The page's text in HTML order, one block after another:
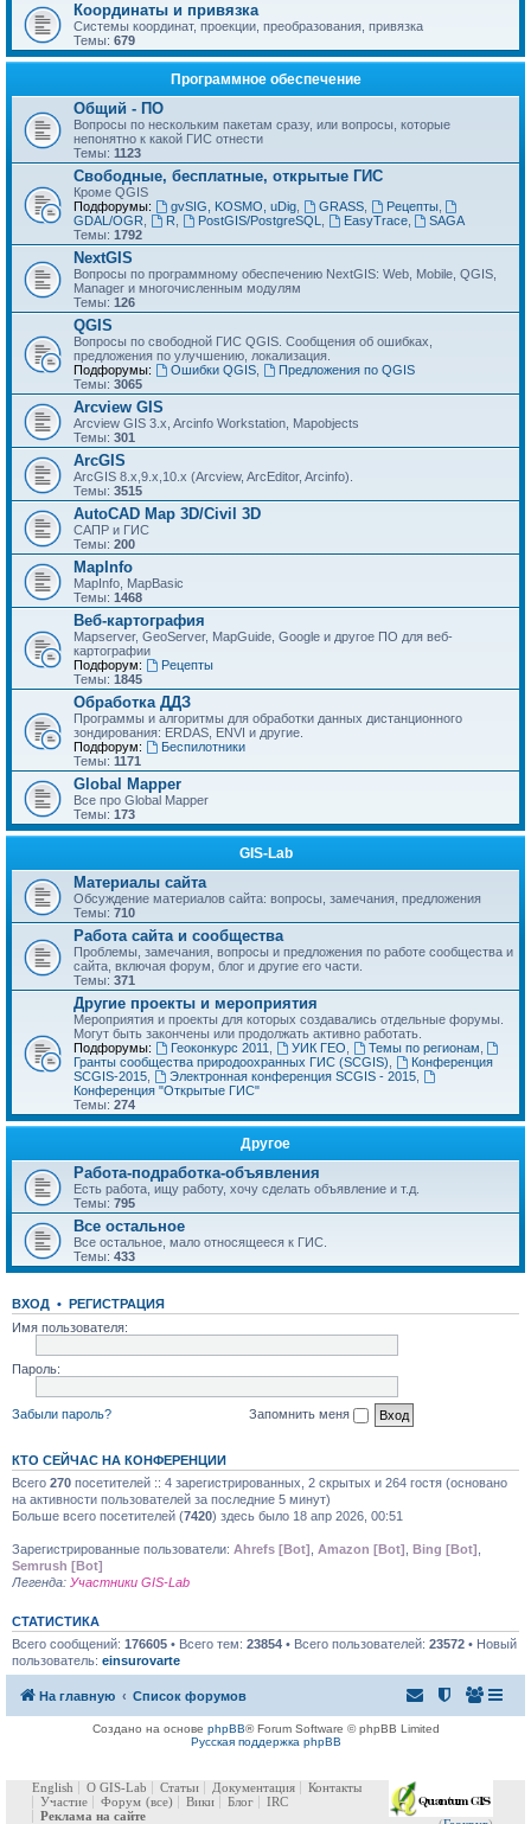
Координаты и привязка
Системы координат, проекции, преобразования, привязка
Темы: 679
Программное обеспечение
Общий - ПО
Вопросы по нескольким пакетам сразу, или вопросы, которые
непонятно к какой ГИС отнести
Темы: 1123
Свободные, бесплатные, открытые ГИС
Кроме QGIS
Подфорумы:
gvSIG, KOSMO, uDig, GRASS, Рецепты,
GDAL/OGR
R PostGIS/PostgreSQL EasyTrace,
SAGA
Темы: 1792
NextGIS
Вопросы по программному обеспечению NextGIS: Web, Mobile, QGIS,
Manager и многочисленным модулям
Темы: 126
QGIS
Вопросы по свободной ГИС QGIS. Сообщения об ошибках,
предложения по улучшению, локализация.
Подфорумы:
Ошибки QGIS,
Предложения по QGIS
Темы: 3065
Arcview GIS
Arcview GIS 3.x, Arcinfo Workstation, Mapobjects
Темы: 301
ArcGIS
ArcGIS 8.x,9.x,10.x (Arcview, ArcEditor, Arcinfo).
Темы: 3515
AutoCAD Map 3D/Civil 3D
САПР и ГИС
Темы: 200
MapInfo
MapInfo, MapBasic
Темы: 1468
Веб-картография
Mapserver, GeoServer, MapGuide, Google и другое ПО для веб-
картографии
Подфорум:
Рецепты
Темы: 1845
Обработка ДДЗ
Программы и алгоритмы для обработки данных дистанционного
зондирования: ERDAS, ENVI и другие.
Подфорум:
Беспилотники
Темы: 1171
Global Mapper
Все про Global Mapper
Темы: 173
GIS-Lab
Материалы сайта
Обсуждение материалов сайта: вопросы, замечания, предложения
Темы: 710
Работа сайта и сообщества
Проблемы, замечания, вопросы и предложения по работе сообщества и
сайта, включая форум, блог и другие его части.
Темы: 371
Другие проекты и мероприятия
Мероприятия и проекты для которых создавались отдельные форумы.
Могут быть закончены или продолжать активно работать.
Подфорумы:
Геоконкурс 2011 УИК ГЕО Темы по регионам
Гранты сообщества природоохранных ГИС (SCGIS)
Конференция
SCGIS-2015
Электронная конференция SCGIS - 2015,
Конференция "Открытые ГИС"
Темы: 274
Другое
Работа-подработка-объявления
Есть работа, ищу работу, хочу сделать объявление и т.д.
Темы: 795
Все остальное
Все остальное, мало относящееся к ГИС.
Темы: 433
ВХОД • РЕГИСТРАЦИЯ
Имя пользователя:
Пароль:
Забыли пароль? Запомнить меня
КТО СЕЙЧАС НА КОНФЕРЕНЦИИ
Всего 270 посетителей :: 4 зарегистрированных, 2 скрытых и 264 гостя (основано
на активности пользователей за последние 5 минут)
Больше всего посетителей (7420) здесь было 18 апр 2026, 00:51
Зарегистрированные пользователи: Ahrefs [Bot] Amazon [Bot] Bing [Bot]
Semrush [Bot]
Легенда: Участники GIS-Lab
СТАТИСТИКА
Всего сообщений: 176605 • Всего тем: 23854 • Всего пользователей: 23572 • Новый
пользователь: einsurovarte
На главную Список форумов
Создано на основе phpBB® Forum Software © phpBB Limited
Русская поддержка phpBB
English О GIS-Lab Статьи Документация
Контакты
Участие
Форум (все) Вики Блог
IRC
Реклама на сайте